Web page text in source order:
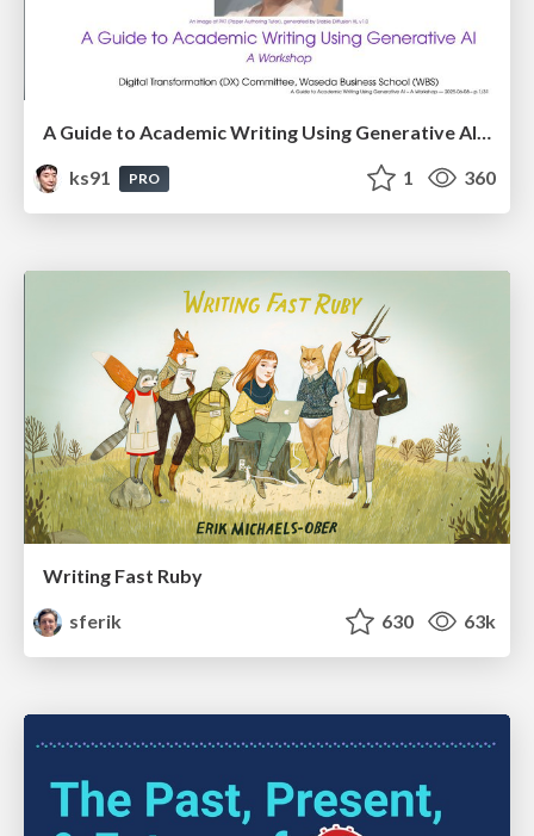
A Guide to Academic Writing Using Generative AI - A Workshop
ks91
PRO 1 360
Writing Fast Ruby
sferik
630 63k